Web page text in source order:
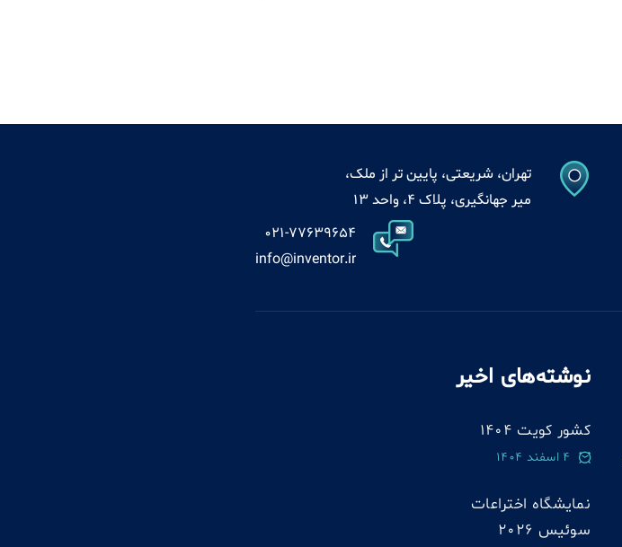
تهران، شریعتی، پایین تر از ملک،
میر جهانگیری، پلاک 4، واحد 13
021-77639654
info@inventor.ir
نوشته‌های اخیر
کشور کویت 1404
4 اسفند 1404
نمایشگاه اختراعات
سوئيس 2026